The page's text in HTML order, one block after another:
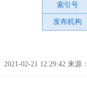
索引号
发布机构
2021-02-21 12:29:42 来源